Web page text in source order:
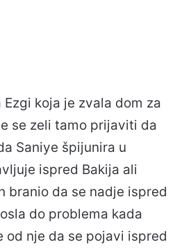
Ezgi koja je zvala dom za
se zeli tamo prijaviti da
Saniye špijunira u
ispred Bakija ali
branio da se nadje ispred
do problema kada
od nje da se pojavi ispred